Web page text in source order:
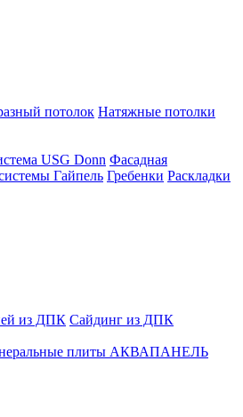
потолок Натяжные потолки
USG Donn Фасадная
Гайпель Гребенки Раскладки
из ДПК Сайдинг из ДПК
плиты АКВАПАНЕЛЬ